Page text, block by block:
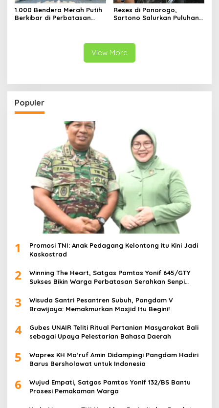
1.000 Bendera Merah Putih
Berkibar di Perbatasan
Reses di Ponorogo,
Sartono Salurkan Puluhan
View More
Populer
1
Promosi TNI: Anak Pedagang Kelontong itu Kini Jadi
Kaskostrad
2
Winning The Heart, Satgas Pamtas Yonif 645/GTY
Sukses Bikin Warga Perbatasan Serahkan Senpi
3
Wisuda Santri Pesantren Subuh, Pangdam V
Brawijaya: Memakmurkan Masjid Itu Begini!
4
Gubes UNAIR Teliti Ritual Pertanian Masyarakat Bali
sebagai Upaya Pelestarian Bahasa Daerah
5
Wapres KH Ma’ruf Amin Didampingi Pangdam Hadiri
Barus Bersholawat untuk Indonesia
6
Wujud Empati, Satgas Pamtas Yonif 132/BS Bantu
Prosesi Pemakaman Warga